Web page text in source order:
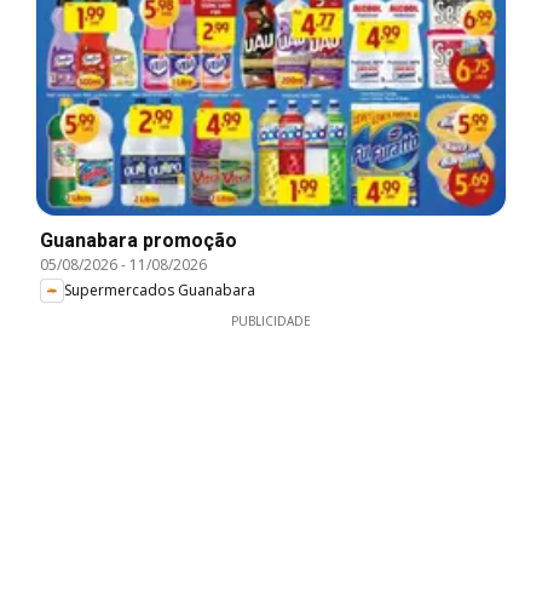
Guanabara promoção
05/08/2026- 11/08/2026
Supermercados Guanabara
PUBLICIDADE